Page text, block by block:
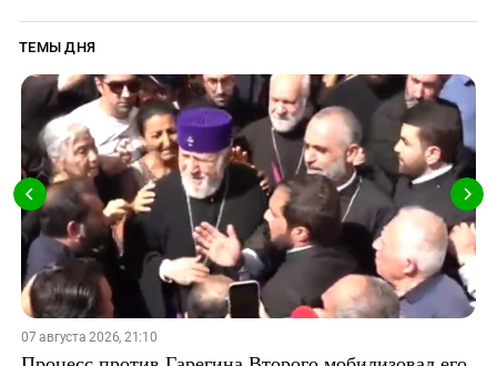
ТЕМЫ ДНЯ
07 августа 2026, 21:10